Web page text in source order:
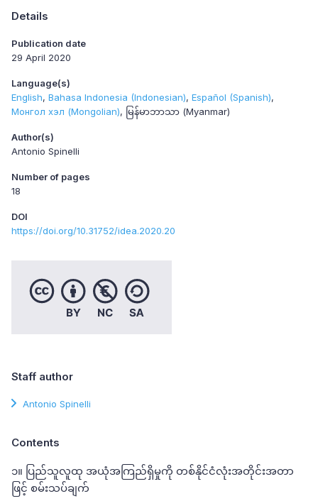
Details
Publication date
29 April 2020
Language(s)
English Bahasa Indonesia (Indonesian) Español (Spanish)
Монгол хэл (Mongolian)
မြန်မာဘာသာ (Myanmar)
Author(s)
Antonio Spinelli
Number of pages
18
DOI
https://doi.org/10.31752/idea.2020.20
Staff author
Antonio Spinelli
Contents
၁။ ပြည်သူလူထု အယုံအကြည်ရှိမှုကို တစ်နိုင်ငံလုံးအတိုင်းအတာ
ဖြင့် စမ်းသပ်ချက်